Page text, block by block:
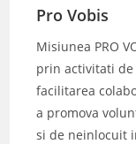
Pro Vobis
Misiunea PRO
prin activitati
facilitarea
a promova
si de neinlocuit